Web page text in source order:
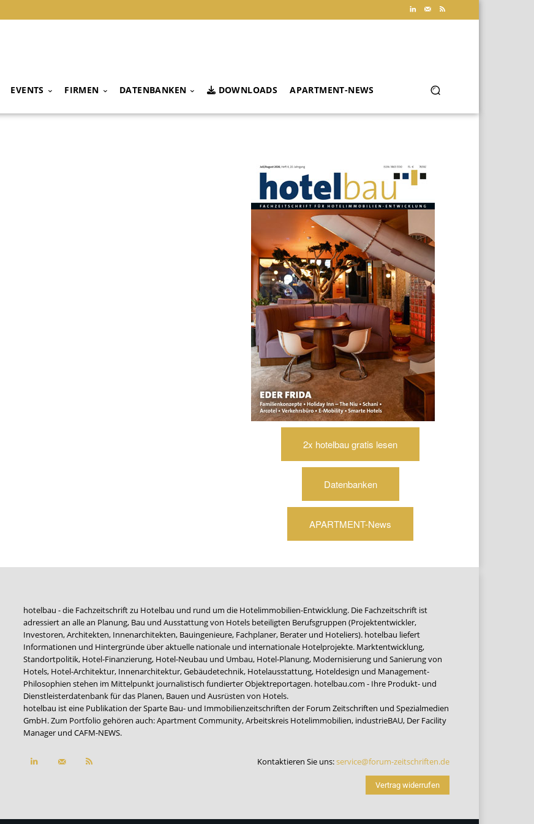
EVENTS FIRMEN DATENBANKEN DOWNLOADS APARTMENT-NEWS
2x hotelbau gratis lesen
Datenbanken
APARTMENT-News
hotelbau - die Fachzeitschrift zu Hotelbau und rund um die Hotelimmobilien-Entwicklung. Die Fachzeitschrift ist
adressiert an alle an Planung, Bau und Ausstattung von Hotels beteiligten Berufsgruppen (Projektentwickler,
Investoren, Architekten, Innenarchitekten, Bauingenieure, Fachplaner, Berater und Hoteliers). hotelbau liefert
Informationen und Hintergründe über aktuelle nationale und internationale Hotelprojekte. Marktentwicklung,
Standortpolitik, Hotel-Finanzierung, Hotel-Neubau und Umbau, Hotel-Planung, Modernisierung und Sanierung von
Hotels, Hotel-Architektur, Innenarchitektur, Gebäudetechnik, Hotelausstattung, Hoteldesign und Management-
Philosophien stehen im Mittelpunkt journalistisch fundierter Objektreportagen. hotelbau.com - Ihre Produkt- und
Dienstleisterdatenbank für das Planen, Bauen und Ausrüsten von Hotels.
hotelbau ist eine Publikation der Sparte Bau- und Immobilienzeitschriften der Forum Zeitschriften und Spezialmedien
GmbH. Zum Portfolio gehören auch:Apartment Community,Arbeitskreis Hotelimmobilien, industrieBAU, Der Facility
Manager und CAFM-NEWS.
Kontaktieren Sie uns:service@forum-zeitschriften.de
Vertrag widerrufen